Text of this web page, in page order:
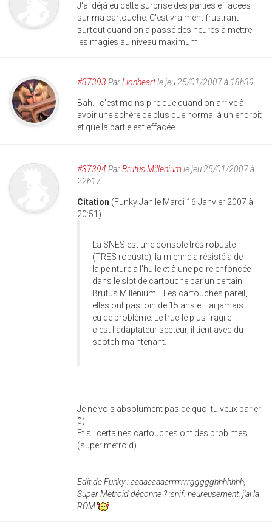
J'ai déjà eu cette surprise des parties effacées
sur ma cartouche. C'est vraiment frustrant
surtout quand on a passé des heures à mettre
les magies au niveau maximum.
#37393 ParLionheartle jeu 25/01/2007 à 18h39
Bah... c'est moins pire que quand on arrive à
avoir une sphère de plus que normal à un endroit
et que la partie est effacée...
#37394 ParBrutus Milleniumle jeu 25/01/2007 à
22h17
Citation (Funky Jah le Mardi 16 Janvier 2007 à
20:51)
La SNES est une console très robuste
(TRES robuste), la mienne a résisté à de
la peinture à l'huile et à une poire enfoncée
dans le slot de cartouche par un certain
Brutus Millenium... Les cartouches pareil,
elles ont pas loin de 15 ans et j'ai jamais
eu de problème. Le truc le plus fragile
c'est l'adaptateur secteur, il tient avec du
scotch maintenant.
Je ne vois absolument pas de quoi tu veux parler
0)
Et si, certaines cartouches ont des problmes
(super metroïd)
Edit de Funky : aaaaaaaaarrrrrrrggggghhhhhhh,
Super Metroid déconne ? :snif: heureusement, j'ai la
ROM